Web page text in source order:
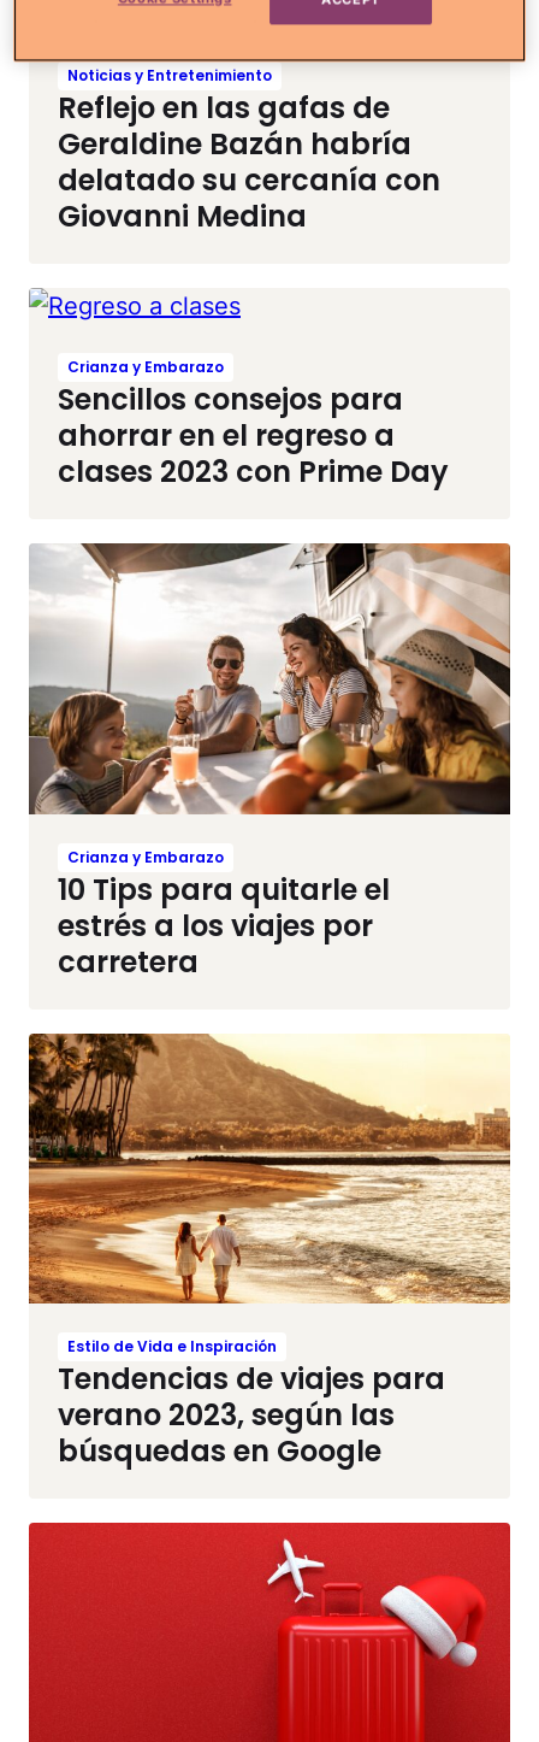
Noticias y Entretenimiento
Reflejo en las gafas de
Geraldine Bazán habría
delatado su cercanía con
Giovanni Medina
Crianza y Embarazo
Sencillos consejos para
ahorrar en el regreso a
clases 2023 con Prime Day
Crianza y Embarazo
10 Tips para quitarle el
estrés a los viajes por
carretera
Estilo de Vida e Inspiración
Tendencias de viajes para
verano 2023, según las
búsquedas en Google